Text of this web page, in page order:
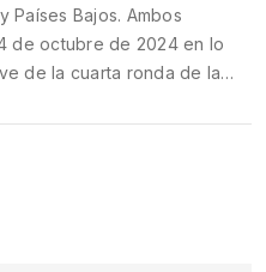
Países Bajos. Ambos
de octubre de 2024 en lo
de la cuarta ronda de la
seguir cada jugada y